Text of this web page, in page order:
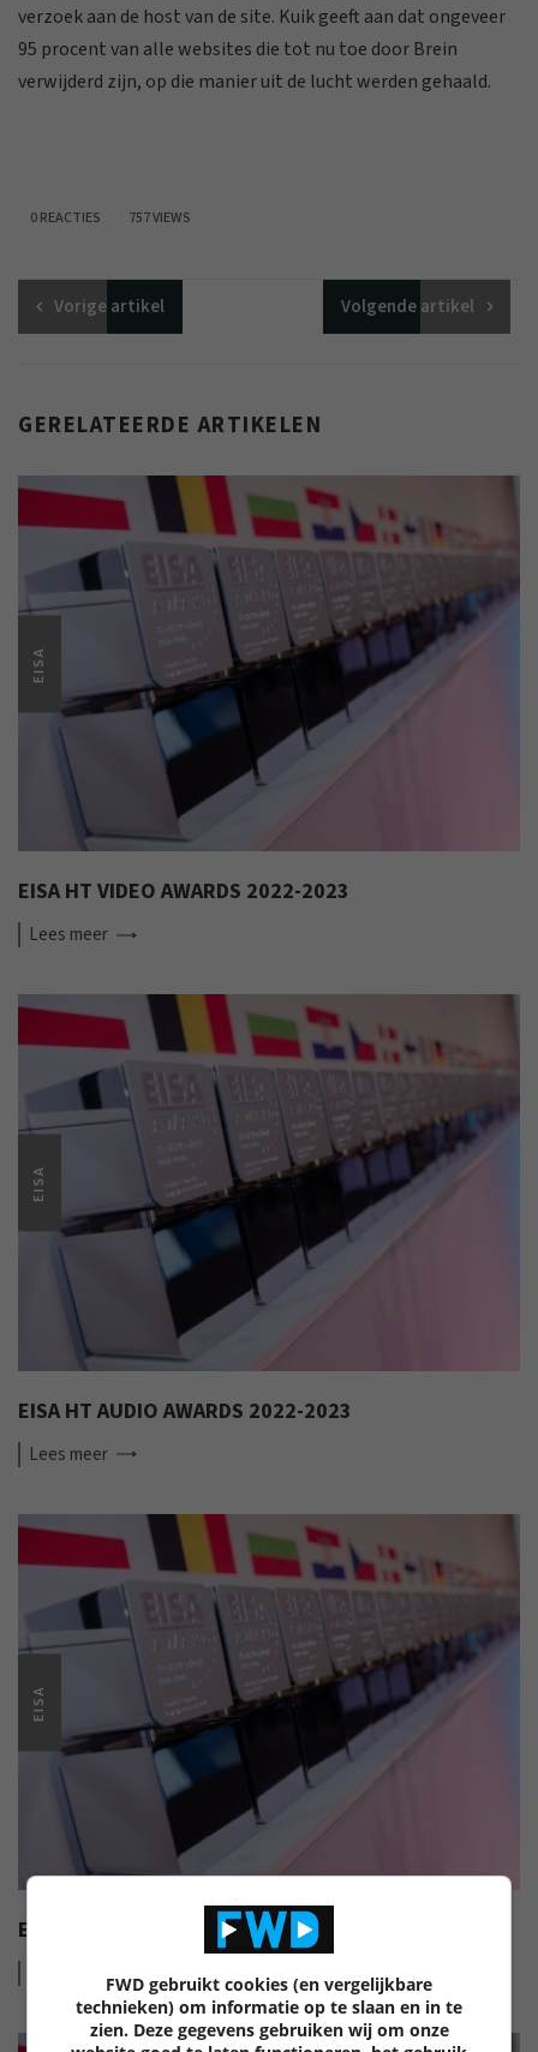
verzoek aan de host van de site. Kuik geeft aan dat ongeveer
95 procent van alle websites die tot nu toe door Brein
verwijderd zijn, op die manier uit de lucht werden gehaald.
0 REACTIES 757 VIEWS
Vorigeartikel Volgendeartikel
GERELATEERDE ARTIKELEN
EISA
EISA HT VIDEO AWARDS 2022-2023
Lees meer
EISA
EISA HT AUDIO AWARDS 2022-2023
Lees meer
EISA
EISA HI-FI AWARDS 2022-2023
meerFWD gebruikt cookies (en vergelijkbare
technieken) om informatie op te slaan en in te
zien. Deze gegevens gebruiken wij om onze